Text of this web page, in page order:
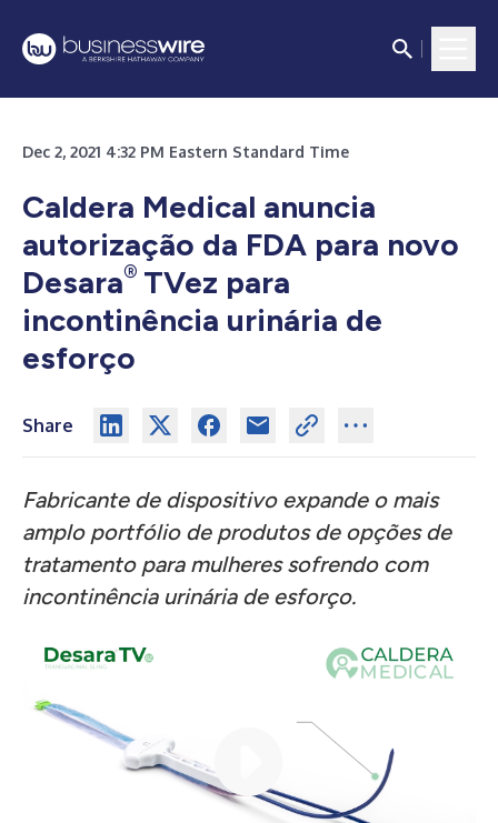
Dec 2, 2021 4:32 PM Eastern Standard Time
Caldera Medical anuncia
autorização da FDA para novo
Desara® TVez para
incontinência urinária de
esforço
Share
Fabricante de dispositivo expande o mais
amplo portfólio de produtos de opções de
tratamento para mulheres sofrendo com
incontinência urinária de esforço.